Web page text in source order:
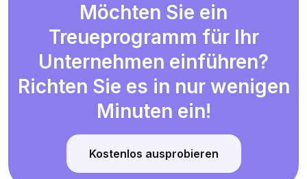
Möchten Sie ein
Treueprogramm für Ihr
Unternehmen einführen?
Richten Sie es in nur wenigen
Minuten ein!
Kostenlos ausprobieren